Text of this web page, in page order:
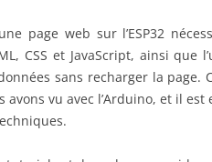
page web sur l’ESP32
CSS et JavaScript, ainsi que
sans recharger la page.
avons vu avec l’Arduino, et il